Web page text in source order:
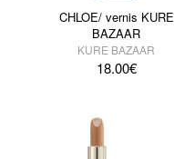
CHLOE/ vernis KURE
BAZAAR
KURE BAZAAR
18.00€